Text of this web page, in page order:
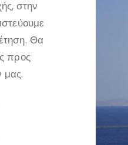
στην
Θα
προς
μας.